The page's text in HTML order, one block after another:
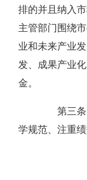
排的并且纳入
主管部门围绕
业和未来产业
发、成果产业
金。
第三条
学规范、注重绩